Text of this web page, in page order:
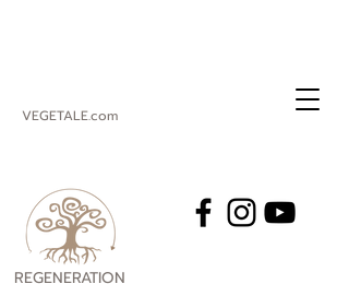
VEGETALE.com
REGENERATION